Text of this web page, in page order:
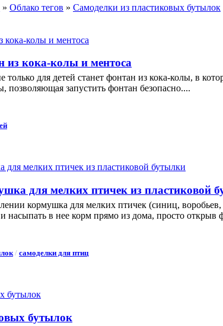
» Облако тегов » Самоделки из пластиковых бутылок
из кока-колы и ментоса
для детей станет фонтан из кока-колы, в
позволяющая запустить фонтан безопасно....
для мелких птичек из пластиковой
кормушка для мелких птичек (синиц,
насыпать в нее корм прямо из дома, просто открыв
/ самоделки для птиц
бутылок